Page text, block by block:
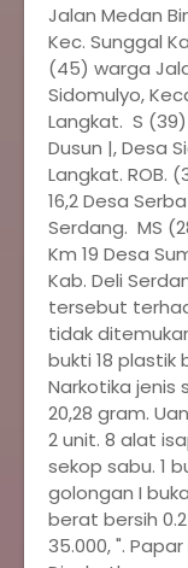
Jalan Medan
Kec. Sunggal
(45) warga
Sidomulyo,
Langkat. S
Dusun |, Desa
Langkat. ROB.
16,2 Desa
Serdang. MS
Km 19 Desa
Kab. Deli
tersebut
tidak
bukti 18 plastik
Narkotika
20,28 gram.
2 unit. 8 alat
sekop sabu. 1
golongan I
berat bersih
35.000, ".